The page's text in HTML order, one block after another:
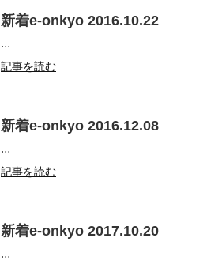
新着e-onkyo 2016.10.22
...
記事を読む
新着e-onkyo 2016.12.08
...
記事を読む
新着e-onkyo 2017.10.20
...